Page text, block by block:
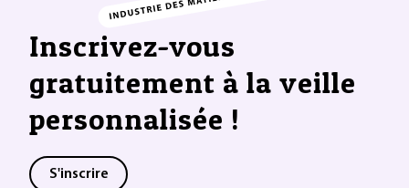
Inscrivez-vous
gratuitement à la veille
personnalisée !
S'inscrire